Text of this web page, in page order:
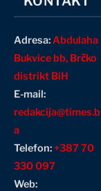
Adresa:Abdulaha
Bukvice bb, Brčko
distrikt BiH
E-mail:
redakcija@times.b
a
Telefon:+387 70
330 097
Web: